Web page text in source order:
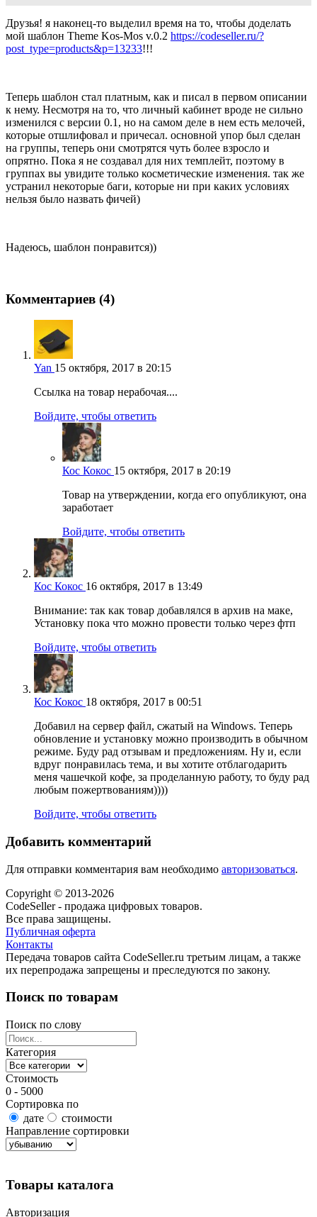
Друзья! я наконец-то выделил время на то, чтобы доделать
мой шаблон Theme Kos-Mos v.0.2 https://codeseller.ru/?
post_type=products&p=13233!!!
Теперь шаблон стал платным, как и писал в первом описании
к нему. Несмотря на то, что личный кабинет вроде не сильно
изменился с версии 0.1, но на самом деле в нем есть мелочей,
которые отшлифовал и причесал. основной упор был сделан
на группы, теперь они смотрятся чуть более взросло и
опрятно. Пока я не создавал для них темплейт, поэтому в
группах вы увидите только косметические изменения. так же
устранил некоторые баги, которые ни при каких условиях
нельзя было назвать фичей)
Надеюсь, шаблон понравится))
Комментариев (4)
Yan 15 октября, 2017 в 20:15
Ссылка на товар нерабочая....
Войдите, чтобы ответить
Кос Кокос 15 октября, 2017 в 20:19
Товар на утверждении, когда его опубликуют, она
заработает
Войдите, чтобы ответить
Кос Кокос 16 октября, 2017 в 13:49
Внимание: так как товар добавлялся в архив на маке,
Установку пока что можно провести только через фтп
Войдите, чтобы ответить
Кос Кокос 18 октября, 2017 в 00:51
Добавил на сервер файл, сжатый на Windows. Теперь
обновление и установку можно производить в обычном
режиме. Буду рад отзывам и предложениям. Ну и, если
вдруг понравилась тема, и вы хотите отблагодарить
меня чашечкой кофе, за проделанную работу, то буду рад
любым пожертвованиям))))
Войдите, чтобы ответить
Добавить комментарий
Для отправки комментария вам необходимо авторизоваться.
Copyright © 2013-2026
CodeSeller - продажа цифровых товаров.
Все права защищены.
Публичная оферта
Контакты
Передача товаров сайта CodeSeller.ru третьим лицам, а также
их перепродажа запрещены и преследуются по закону.
Поиск по товарам
Поиск по слову
Категория
Стоимость
0 - 5000
Сортировка по
дате
стоимости
Направление сортировки
Товары каталога
Авторизация